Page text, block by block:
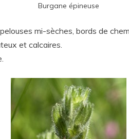
Burgane épineuse
mi-sèches, bords de
et calcaires.